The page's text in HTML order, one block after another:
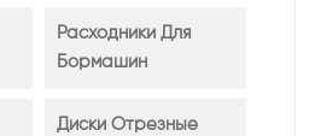
Расходники Для
Бормашин
Диски Отрезные